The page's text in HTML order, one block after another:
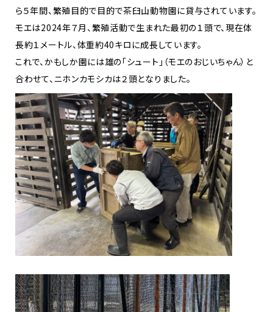
ら５年間、繁殖目的で目的で茶臼山動物園に貸与されています。
モエは2024年７月、繁殖活動で生まれた最初の１頭で、現在体
長約１メートル、体重約40キロに成長しています。
これで、かもしか園には雄の「シュート」（モエのおじいちゃん）と
合わせて、ニホンカモシカは２頭となりました。